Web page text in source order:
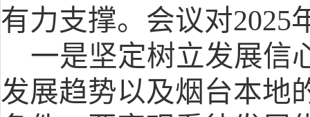
有力支撑。 会议对2025
一是坚定树立发展信
发展趋势以及烟台本地